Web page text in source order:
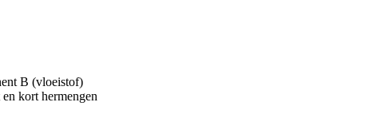
B (vloeistof)
kort hermengen